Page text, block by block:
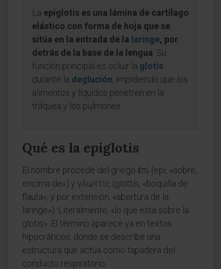
La epiglotis es una lámina de cartílago
elástico con forma de hoja que se
sitúa en la entrada de la laringe, por
detrás de la base de la lengua . Su
función principal es ocluir la glotis
durante la deglución, impidiendo que los
alimentos y líquidos penetren en la
tráquea y los pulmones.
Qué es la epiglotis
El nombre procede del griego ἐπί (epí, «sobre,
encima de») y γλωττίς (glottís, «boquilla de
flauta», y por extensión, «abertura de la
laringe»). Literalmente, «lo que está sobre la
glotis». El término aparece ya en textos
hipocráticos, donde se describe una
estructura que actúa como tapadera del
conducto respiratorio.